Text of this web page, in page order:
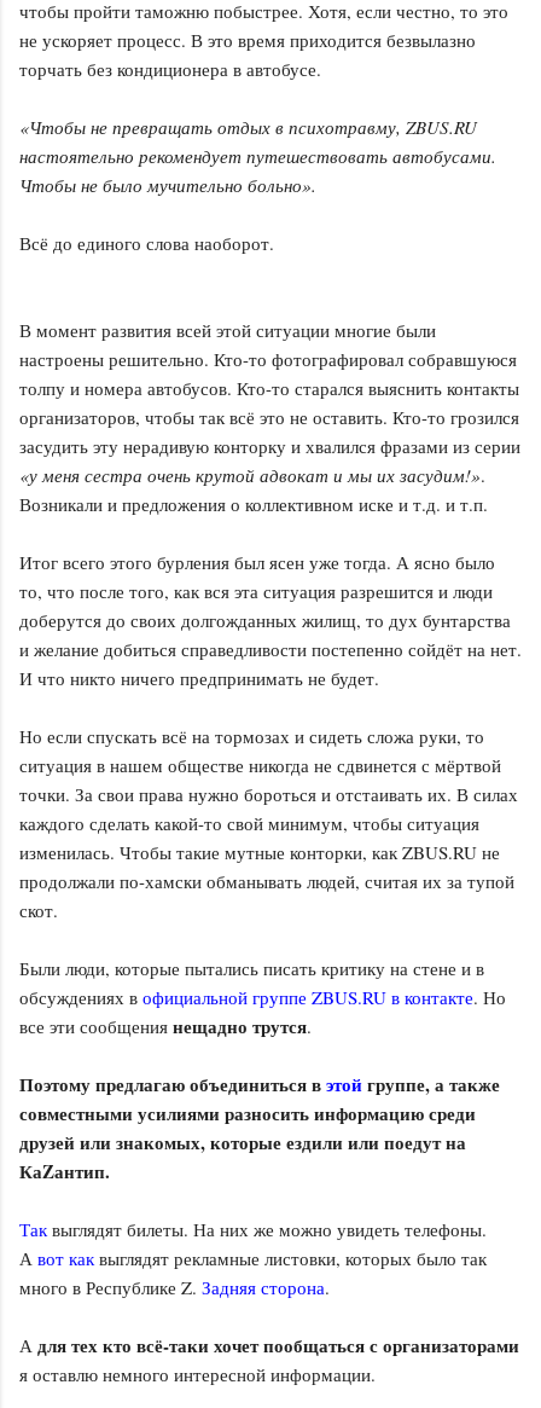
чтобы пройти таможню побыстрее. Хотя, если честно, то это
не ускоряет процесс. В это время приходится безвылазно
торчать без кондиционера в автобусе.
«Чтобы не превращать отдых в психотравму, ZBUS.RU
настоятельно рекомендует путешествовать автобусами.
Чтобы не было мучительно больно».
Всё до единого слова наоборот.
В момент развития всей этой ситуации многие были
настроены решительно. Кто-то фотографировал собравшуюся
толпу и номера автобусов. Кто-то старался выяснить контакты
организаторов, чтобы так всё это не оставить. Кто-то грозился
засудить эту нерадивую конторку и хвалился фразами из серии
«у меня сестра очень крутой адвокат и мы их засудим!».
Возникали и предложения о коллективном иске и т.д. и т.п.
Итог всего этого бурления был ясен уже тогда. А ясно было
то, что после того, как вся эта ситуация разрешится и люди
доберутся до своих долгожданных жилищ, то дух бунтарства
и желание добиться справедливости постепенно сойдёт на нет.
И что никто ничего предпринимать не будет.
Но если спускать всё на тормозах и сидеть сложа руки, то
ситуация в нашем обществе никогда не сдвинется с мёртвой
точки. За свои права нужно бороться и отстаивать их. В силах
каждого сделать какой-то свой минимум, чтобы ситуация
изменилась. Чтобы такие мутные конторки, как ZBUS.RU не
продолжали по-хамски обманывать людей, считая их за тупой
скот.
Были люди, которые пытались писать критику на стене и в
обсуждениях в официальной группе ZBUS.RU в контакте. Но
все эти сообщения нещадно трутся.
Поэтому предлагаю объединиться вэтойгруппе, а также
совместными усилиями разносить информацию среди
друзей или знакомых, которые ездили или поедут на
КаZантип.
Так выглядят билеты. На них же можно увидеть телефоны.
А вот как выглядят рекламные листовки, которых было так
много в Республике Z. Задняя сторона.
А для тех кто всё-таки хочет пообщаться с организаторами
я оставлю немного интересной информации.